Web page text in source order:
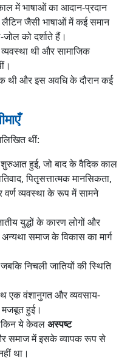
में भाषाओं का आदान-प्रदान
जैसी भाषाओं में कई समान
को दर्शाते हैं।
थी और सामाजिक
थी और इस अवधि के दौरान कई
थीं:
शुरुआत हुई, जो बाद के वैदिक काल
पितृसत्तात्मक मानसिकता,
वर्ण व्यवस्था के रूप में सामने
युद्धों के कारण लोगों और
समाज के विकास का मार्ग
निचली जातियों की स्थिति
एक वंशानुगत और व्यवसाय-
मजबूत हुई।
ये केवलअस्पष्ट
समाज में इसके व्यापक रूप से
था।